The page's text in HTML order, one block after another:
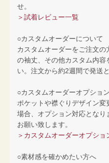
せ。
＞試着レビュー一覧
○カスタムオーダーについて
カスタムオーダーをご注文
の袖丈、その他カスタム内容
い。注文から約2週間で発送
○カスタムオーダーオプション
ポケットや襟ぐりデザイン
場合、オプション対応とな
お願い致します。
＞カスタムオーダーオプショ
○素材感を確かめたい方へ